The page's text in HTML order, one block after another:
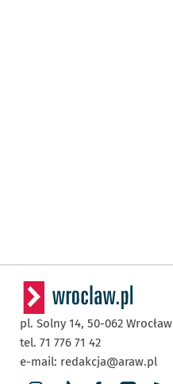
pl. Solny 14, 50-062 Wrocław
tel. 71 776 71 42
e-mail: redakcja@araw.pl